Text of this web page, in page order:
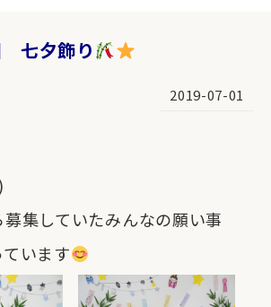
七夕飾り
2019-07-01
集していたみんなの願い事
います